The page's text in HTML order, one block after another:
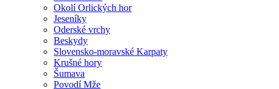
Okolí Orlických hor
Jeseníky
Oderské vrchy
Beskydy
Slovensko-moravské Karpaty
Krušné hory
Šumava
Povodí Mže